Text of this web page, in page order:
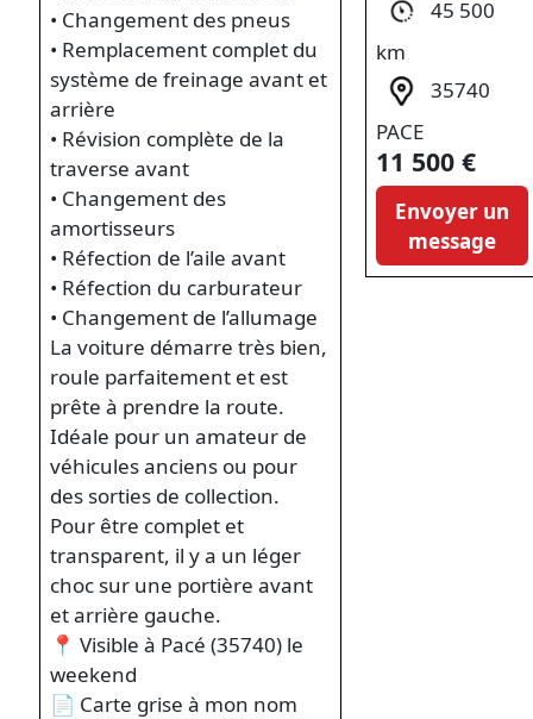
• Changement des pneus
• Remplacement complet du
système de freinage avant et
arrière
• Révision complète de la
traverse avant
• Changement des
amortisseurs
• Réfection de l’aile avant
• Réfection du carburateur
• Changement de l’allumage
La voiture démarre très bien,
roule parfaitement et est
prête à prendre la route.
Idéale pour un amateur de
véhicules anciens ou pour
des sorties de collection.
Pour être complet et
transparent, il y a un léger
choc sur une portière avant
et arrière gauche.
📍 Visible à Pacé (35740) le
weekend
📄 Carte grise à mon nom
45 500
km
35740
PACE
11 500 €
Envoyer un
message